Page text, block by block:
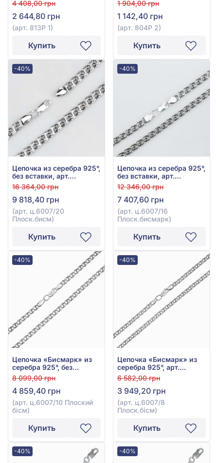
4 408,00 грн
2 644,80 грн
(арт. 813Р 1)
Купить
1 904,00 грн
1 142,40 грн
(арт. 804Р 2)
Купить
-40%
Цепочка из серебра 925°,
без вставки, арт.
ц.6007/20 Плоск.бисм
16 364,00 грн
9 818,40 грн
(арт. ц.6007/20
Плоск.бисм)
Купить
-40%
Цепочка из серебра 925°,
без вставки, арт.
ц.6007/16 Плоск.бисмарк
12 346,00 грн
7 407,60 грн
(арт. ц.6007/16
Плоск.бисмарк)
Купить
-40%
Цепочка «Бисмарк» из
серебра 925°, без
вставки, арт. ц.6007/10
Плоский бісм
8 099,00 грн
4 859,40 грн
(арт. ц.6007/10 Плоский
бісм)
Купить
-40%
Цепочка «Бисмарк» из
серебра 925°, арт.
ц.6007/8 Плоск.бисм
6 582,00 грн
3 949,20 грн
(арт. ц.6007/8
Плоск.бісм)
Купить
-40% -40%